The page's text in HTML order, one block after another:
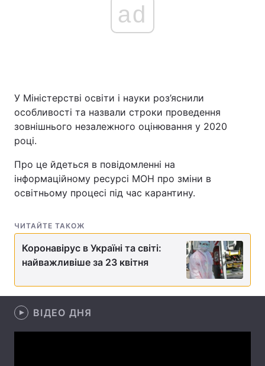
Війна
Україна
Економіка
Спорт Наука
Техно і зв'язок
Зброя Інциденти
ad
У Міністерстві освіти і науки роз’яснили
особливості та назвали строки проведення
зовнішнього незалежного оцінювання у 2020
році.
Про це йдеться в повідомленні на
інформаційному ресурсі МОН про зміни в
освітньому процесі під час карантину.
ЧИТАЙТЕ ТАКОЖ
Коронавірус в Україні та світі:
найважливіше за 23 квітня
ВІДЕО ДНЯ